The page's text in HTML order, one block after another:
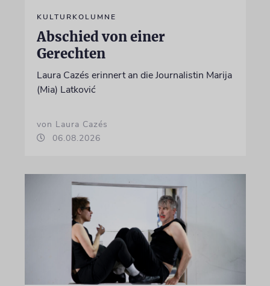
KULTURKOLUMNE
Abschied von einer
Gerechten
Laura Cazés erinnert an die Journalistin Marija
(Mia) Latković
von Laura Cazés
06.08.2026